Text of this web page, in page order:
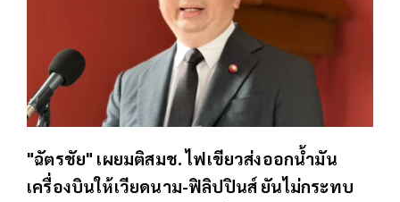
"ฉัตรชัย" เผยมติสมช. ไฟเขียวส่งออกน้ำมัน
เครื่องบินให้เวียดนาม-ฟิลิปปินส์ ยันไม่กระทบ